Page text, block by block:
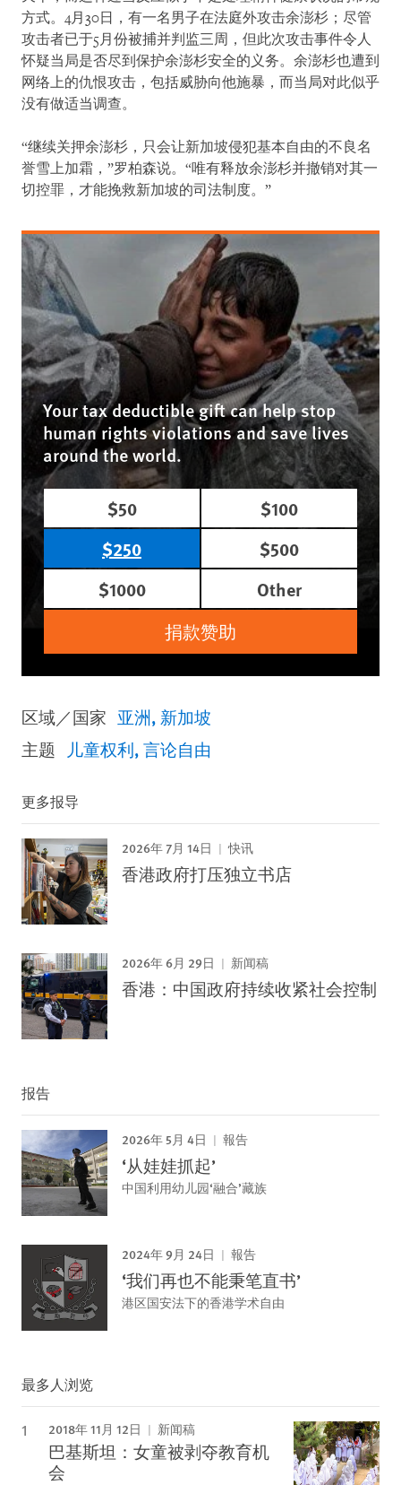
方式。4月30日，有一名男子在法庭外攻击余澎杉；尽管
攻击者已于5月份被捕并判监三周，但此次攻击事件令人
怀疑当局是否尽到保护余澎杉安全的义务。余澎杉也遭到
网络上的仇恨攻击，包括威胁向他施暴，而当局对此似乎
没有做适当调查。
“继续关押余澎杉，只会让新加坡侵犯基本自由的不良名
誉雪上加霜，”罗柏森说。“唯有释放余澎杉并撤销对其一
切控罪，才能挽救新加坡的司法制度。”
Your tax deductible gift can help stop
human rights violations and save lives
around the world.
$50
$100
$250
$500
$1000
Other
捐款赞助
区域／国家 亚洲 新加坡
主题 儿童权利 言论自由
更多报导
2026年 7月 14日 快讯
香港政府打压独立书店
2026年 6月 29日 新闻稿
香港：中国政府持续收紧社会控制
报告
2026年 5月 4日 報告
‘从娃娃抓起’
中国利用幼儿园‘融合’藏族
2024年 9月 24日 報告
‘我们再也不能秉笔直书’
港区国安法下的香港学术自由
最多人浏览
2018年 11月 12日 新闻稿
巴基斯坦：女童被剥夺教育机
会